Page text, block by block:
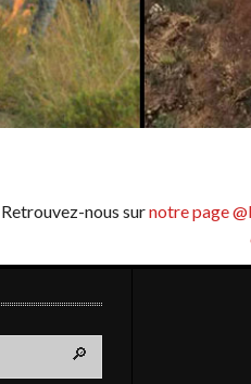
Retrouvez-nous surnotre page